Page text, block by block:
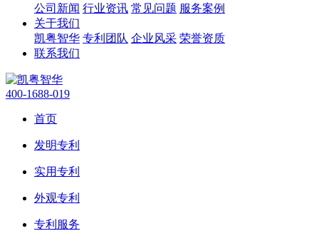
公司新闻 行业资讯 常见问题 服务案例
关于我们
凯粤智华 专利团队 企业风采 荣誉资质
联系我们
400-1688-019
首页
发明专利
实用专利
外观专利
专利服务